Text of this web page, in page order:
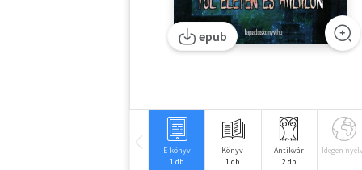
epub
E-könyv
1 db
Könyv
1 db
Antikvár
2 db
Idegen